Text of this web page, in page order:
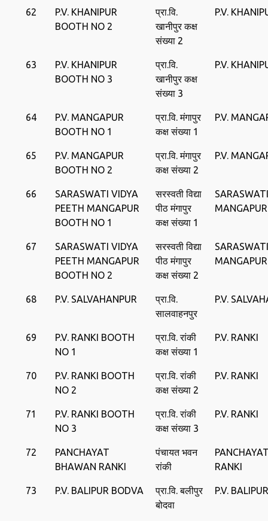
62
P.V. KHANIPUR
BOOTH NO 2
प्रा.वि.
खानीपुर कक्ष
संख्या 2
P.V.
63
P.V. KHANIPUR
BOOTH NO 3
प्रा.वि.
खानीपुर कक्ष
संख्या 3
P.V.
64
P.V. MANGAPUR
BOOTH NO 1
प्रा.वि. मंगापुर
कक्ष संख्या 1
P.V.
65
P.V. MANGAPUR
BOOTH NO 2
प्रा.वि. मंगापुर
कक्ष संख्या 2
P.V.
66
SARASWATI VIDYA
PEETH MANGAPUR
BOOTH NO 1
सरस्वती विद्या
पीठ मंगापुर
कक्ष संख्या 1
MANGAPUR
67
SARASWATI VIDYA
PEETH MANGAPUR
BOOTH NO 2
सरस्वती विद्या
पीठ मंगापुर
कक्ष संख्या 2
MANGAPUR
68 P.V. SALVAHANPUR
प्रा.वि.
सालवाहनपुर
P.V.
69
P.V. RANKI BOOTH
NO 1
प्रा.वि. रांकी
कक्ष संख्या 1
P.V. RANKI
70
P.V. RANKI BOOTH
NO 2
प्रा.वि. रांकी
कक्ष संख्या 2
P.V. RANKI
71
P.V. RANKI BOOTH
NO 3
प्रा.वि. रांकी
कक्ष संख्या 3
P.V. RANKI
72
PANCHAYAT
BHAWAN RANKI
पंचायत भवन
रांकी
RANKI
73 P.V. BALIPUR BODVA
प्रा.वि. बलीपुर
बोदवा
P.V.